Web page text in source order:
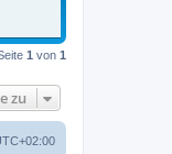
1 von 1
zu